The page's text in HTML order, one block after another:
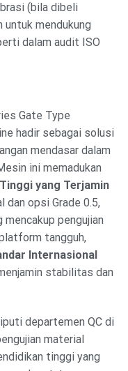
(bila dibeli
mendukung
dalam audit ISO
Gate Type
hadir sebagai solusi
mendasar dalam
ini memadukan
yang Terjamin
opsi Grade 0.5,
mencakup pengujian
tangguh,
Internasional
stabilitas dan
departemen QC di
material
tinggi yang